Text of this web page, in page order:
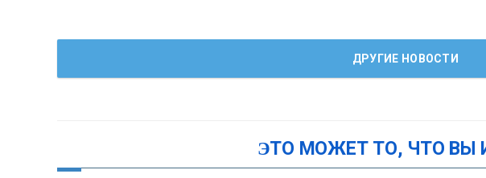
ДРУГИЕ НОВОСТИ
ЭТО МОЖЕТ ТО, ЧТО ВЫ